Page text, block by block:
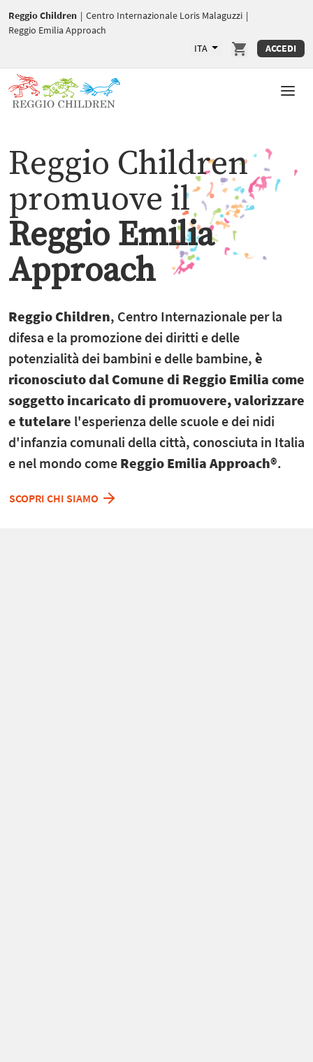
Reggio Children | Centro Internazionale Loris Malaguzzi |
Reggio Emilia Approach
ITA
ACCEDI
Reggio Children
promuove il
Reggio Emilia
Approach
Reggio Children, Centro Internazionale per la
difesa e la promozione dei diritti e delle
potenzialità dei bambini e delle bambine, è
riconosciuto dal Comune di Reggio Emilia come
soggetto incaricato di promuovere, valorizzare
e tutelare l'esperienza delle scuole e dei nidi
d'infanzia comunali della città, conosciuta in Italia
e nel mondo come Reggio Emilia Approach®.
SCOPRI CHI SIAMO